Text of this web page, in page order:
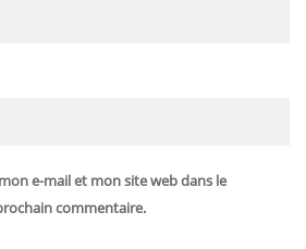
e-mail et mon site web dans le
commentaire.